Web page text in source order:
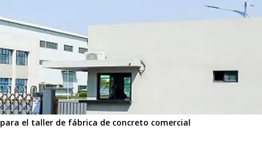
el taller de fábrica de concreto comercial